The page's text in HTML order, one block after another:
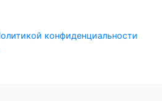
конфиденциальности